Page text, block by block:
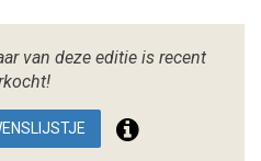
van deze editie is recent